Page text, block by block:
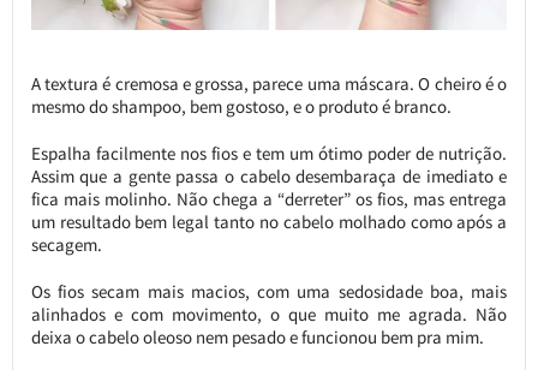
A textura é cremosa e grossa, parece uma máscara. O cheiro é o
mesmo do shampoo, bem gostoso, e o produto é branco.
Espalha facilmente nos fios e tem um ótimo poder de nutrição.
Assim que a gente passa o cabelo desembaraça de imediato e
fica mais molinho. Não chega a “derreter” os fios, mas entrega
um resultado bem legal tanto no cabelo molhado como após a
secagem.
Os fios secam mais macios, com uma sedosidade boa, mais
alinhados e com movimento, o que muito me agrada. Não
deixa o cabelo oleoso nem pesado e funcionou bem pra mim.